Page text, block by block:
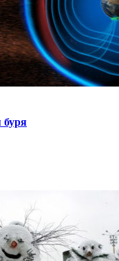
буря